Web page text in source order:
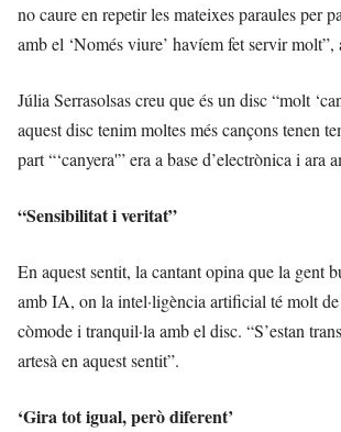
no caure en repetir les mateixes paraules per
amb el ‘Només viure’ havíem fet servir molt”,
Júlia Serrasolsas creu que és un disc “molt
aquest disc tenim moltes més cançons tenen
part “‘canyera'” era a base d’electrònica i
“Sensibilitat i veritat”
En aquest sentit, la cantant opina que la gent
amb IA, on la intel·ligència artificial té molt
còmode i tranquil·la amb el disc. “S’estan
artesà en aquest sentit”.
‘Gira tot igual, però diferent’